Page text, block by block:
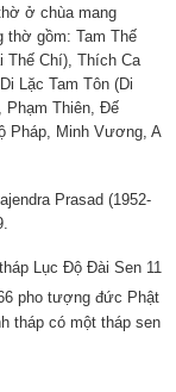
ở chùa mang
thờ gồm: Tam Thế
Thế Chí), Thích Ca
Lặc Tam Tôn (Di
Phạm Thiên, Đế
Pháp, Minh Vương, A
Prasad (1952-
Lục Độ Đài Sen 11
pho tượng đức Phật
tháp có một tháp sen